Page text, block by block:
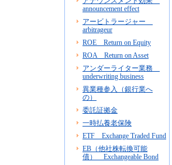
announcement effect
アービトラージャー
arbitrageur
ROE Return on Equity
ROA Return on Asset
アンダーライター業務
underwriting business
異業種参入（銀行業へ
の）
委託証拠金
一時払養老保険
ETF Exchange Traded Fund
EB（他社株転換可能
債） Exchangeable Bond